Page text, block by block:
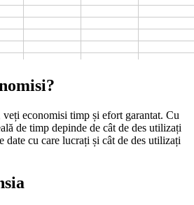
economisi timp și efort garantat. Cu
de timp depinde de cât de des utilizați
date cu care lucrați și cât de des utilizați